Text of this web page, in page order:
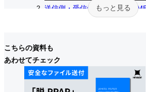
送信側・受信側の双方でS/
送信側・受信側の双方でS/
送信側・受信側の双方でS/
チャットツールを導入する
チャットツールを導入する
チャットツールを導入する
脱PPAPのための代替案｜3つのクラウ
ス
脱PPAPのための代替案｜3つのクラウ
ス
脱PPAPのための代替案｜3つのクラウ
ス
もっと見る
こちらの資料も
あわせてチェック